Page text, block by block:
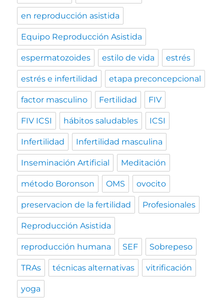
en reproducción asistida
Equipo Reproducción Asistida
espermatozoides estilo de vida estrés
estrés e infertilidad etapa preconcepcional
factor masculino Fertilidad FIV
FIV ICSI hábitos saludables ICSI
Infertilidad Infertilidad masculina
Inseminación Artificial Meditación
método Boronson OMS ovocito
preservacion de la fertilidad Profesionales
Reproducción Asistida
reproducción humana SEF Sobrepeso
TRAs técnicas alternativas vitrificación
yoga